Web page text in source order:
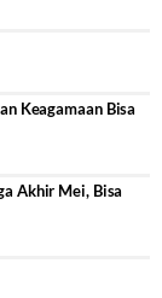
Keagamaan Bisa
Akhir Mei, Bisa